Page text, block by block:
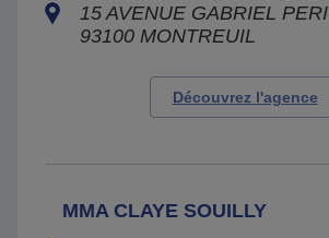
15 AVENUE GABRIEL PERI
93100 MONTREUIL
Découvrez l'agence
MMA CLAYE SOUILLY